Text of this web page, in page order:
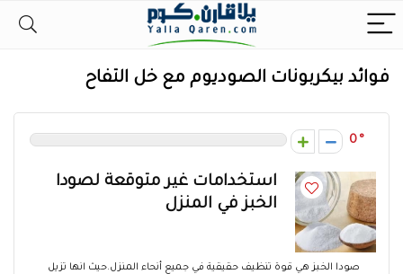
فوائد بيكربونات الصوديوم مع خل التفاح
0
استخدامات غير متوقعة لصودا
الخبز في المنزل
صودا الخبز هي قوة تنظيف حقيقية في جميع أنحاء المنزل.حيث انها تزيل